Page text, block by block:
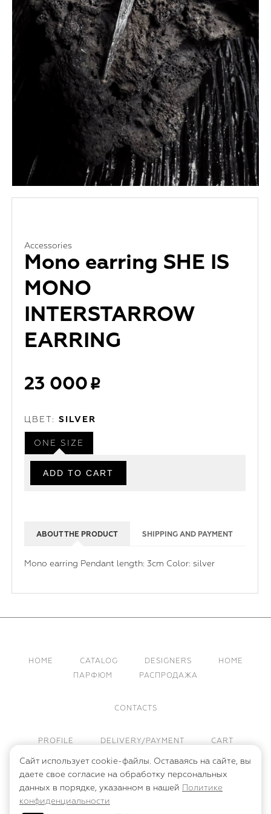
Accessories
Mono earring SHE IS
MONO
INTERSTARROW
EARRING
23 000
ЦВЕТ: SILVER
ONE SIZE
ABOUT THE PRODUCT SHIPPING AND PAYMENT
Mono earring Pendant length: 3cm Color: silver
HOME CATALOG DESIGNERS
HOME
ПАРФЮМ
РАСПРОДАЖА
CONTACTS
PROFILE DELIVERY/PAYMENT CART
ПУБЛИЧНАЯ ОФЕРТА
ПОЛИТИКА КОНФИДЕНЦИАЛЬНОСТИ
Сайт использует cookie-файлы. Оставаясь на сайте, вы
даете свое согласие на обработку персональных
данных в порядке, указанном в нашей Политике
конфиденциальности